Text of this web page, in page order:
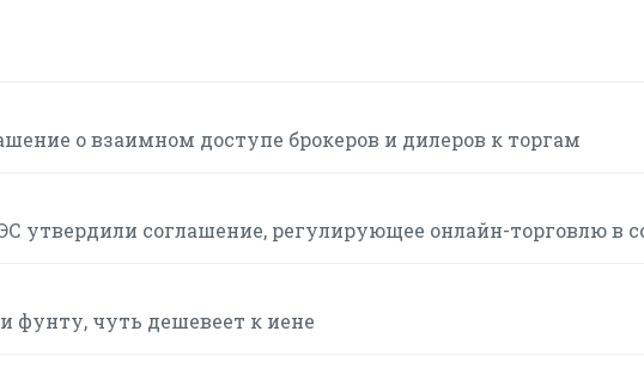
о взаимном доступе брокеров и дилеров к торгам
утвердили соглашение, регулирующее онлайн-торговлю в
фунту, чуть дешевеет к иене